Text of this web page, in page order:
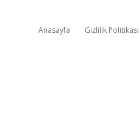
Anasayfa Gizlilik Politikası